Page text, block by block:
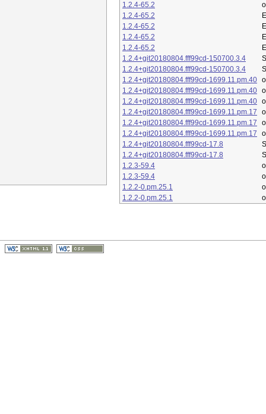
1.2.4-65.2
1.2.4-65.2
1.2.4-65.2
1.2.4-65.2
1.2.4-65.2
1.2.4+git20180804.fff99cd-150700.3.4
1.2.4+git20180804.fff99cd-150700.3.4
1.2.4+git20180804.fff99cd-1699.11.pm.40
1.2.4+git20180804.fff99cd-1699.11.pm.40
1.2.4+git20180804.fff99cd-1699.11.pm.40
1.2.4+git20180804.fff99cd-1699.11.pm.17
1.2.4+git20180804.fff99cd-1699.11.pm.17
1.2.4+git20180804.fff99cd-1699.11.pm.17
1.2.4+git20180804.fff99cd-17.8
1.2.4+git20180804.fff99cd-17.8
1.2.3-59.4
1.2.3-59.4
1.2.2-0.pm.25.1
1.2.2-0.pm.25.1